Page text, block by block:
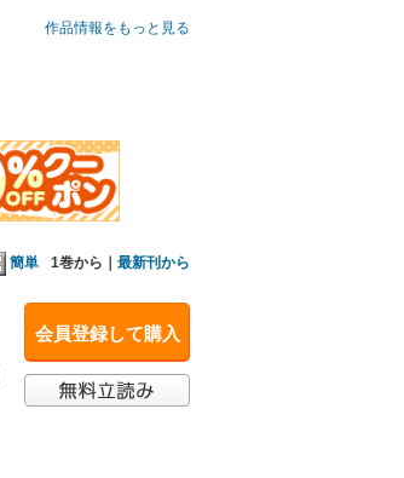
作品情報をもっと見る
簡単 1巻から｜ 最新刊から
会員登録して購入